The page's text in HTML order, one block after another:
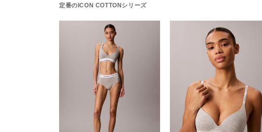
定番のICON COTTONシリーズ